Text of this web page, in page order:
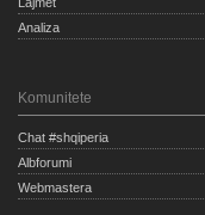
Analiza
Komunitete
Chat #shqiperia
Albforumi
Webmastera